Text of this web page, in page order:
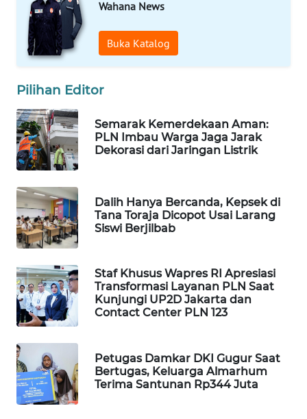
Wahana News
Buka Katalog
Pilihan Editor
Semarak Kemerdekaan Aman:
PLN Imbau Warga Jaga Jarak
Dekorasi dari Jaringan Listrik
Dalih Hanya Bercanda, Kepsek di
Tana Toraja Dicopot Usai Larang
Siswi Berjilbab
Staf Khusus Wapres RI Apresiasi
Transformasi Layanan PLN Saat
Kunjungi UP2D Jakarta dan
Contact Center PLN 123
Petugas Damkar DKI Gugur Saat
Bertugas, Keluarga Almarhum
Terima Santunan Rp344 Juta
WAHANANEWS
CO ID
NET
WAHANA
SPORT
UMKM
WAHANA
SELEB
WAHANA
PERSONA
OTOMOTIF
WAHANA
HEALTH